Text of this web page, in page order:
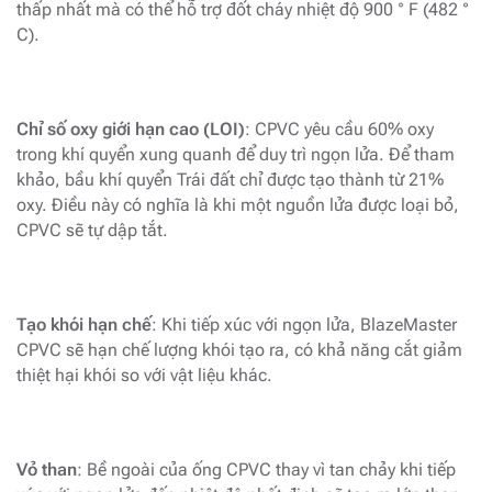
thấp nhất mà có thể hỗ trợ đốt cháy nhiệt độ 900 ° F (482 °
C).
Chỉ số oxy giới hạn cao (LOI): CPVC yêu cầu 60% oxy
trong khí quyển xung quanh để duy trì ngọn lửa. Để tham
khảo, bầu khí quyển Trái đất chỉ được tạo thành từ 21%
oxy. Điều này có nghĩa là khi một nguồn lửa được loại bỏ,
CPVC sẽ tự dập tắt.
Tạo khói hạn chế: Khi tiếp xúc với ngọn lửa, BlazeMaster
CPVC sẽ hạn chế lượng khói tạo ra, có khả năng cắt giảm
thiệt hại khói so với vật liệu khác.
Vỏ than: Bề ngoài của ống CPVC thay vì tan chảy khi tiếp